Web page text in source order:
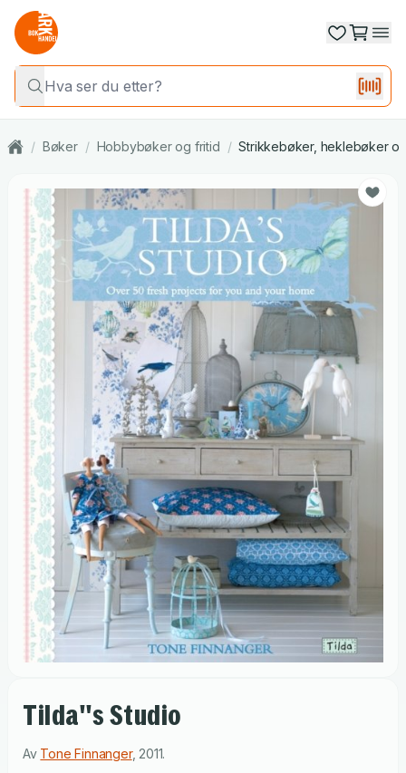
/ Bøker / Hobbybøker og fritid / Strikkebøker, heklebøker
Tilda''s Studio
Av Tone Finnanger, 2011.